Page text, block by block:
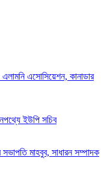
এসোসিয়েশন, কানাডার
ইউপি সচিব
মাহবুব, সাধারন সম্পাদক